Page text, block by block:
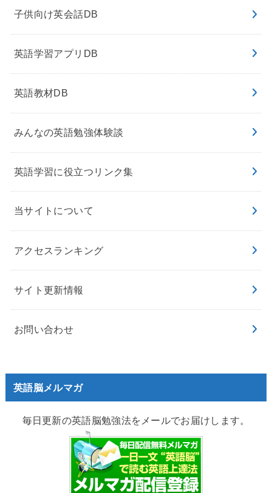
子供向け英会話DB
英語学習アプリDB
英語教材DB
みんなの英語勉強体験談
英語学習に役立つリンク集
当サイトについて
アクセスランキング
サイト更新情報
お問い合わせ
英語脳メルマガ
毎日更新の英語脳勉強法をメールでお届けします。